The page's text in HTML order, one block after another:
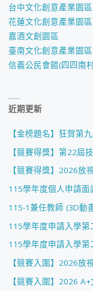
台中文化創意產業園區
花蓮文化創意產業園區
嘉酒文創園區
臺南文化創意產業園區
信義公民會館(四四南
近期更新
【金榜題名】狂賀第
【競賽得獎】第22屆
【競賽得獎】2026放
115學年度個人申請
115-1兼任教師 (3D動
115學年度申請入學
115學年度申請入學
【競賽入圍】2026放
【競賽入圍】2026